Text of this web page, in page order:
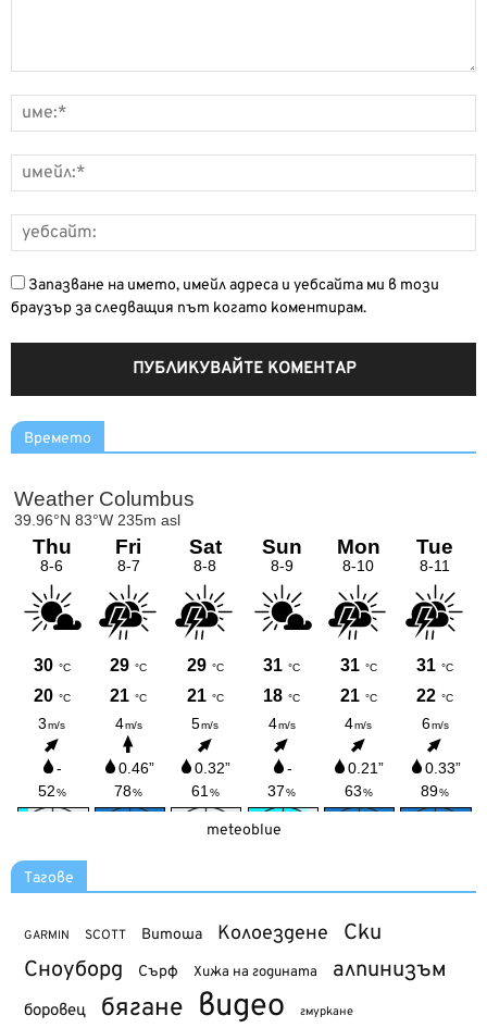
Запазване на името, имейл адреса и уебсайта ми в този
браузър за следващия път когато коментирам.
Времето
meteoblue
Тагове
GARMIN SCOTT Витоша Колоездене Ски
Сноуборд Сърф Хижа на годината алпинизъм
боровец бягане видео гмуркане